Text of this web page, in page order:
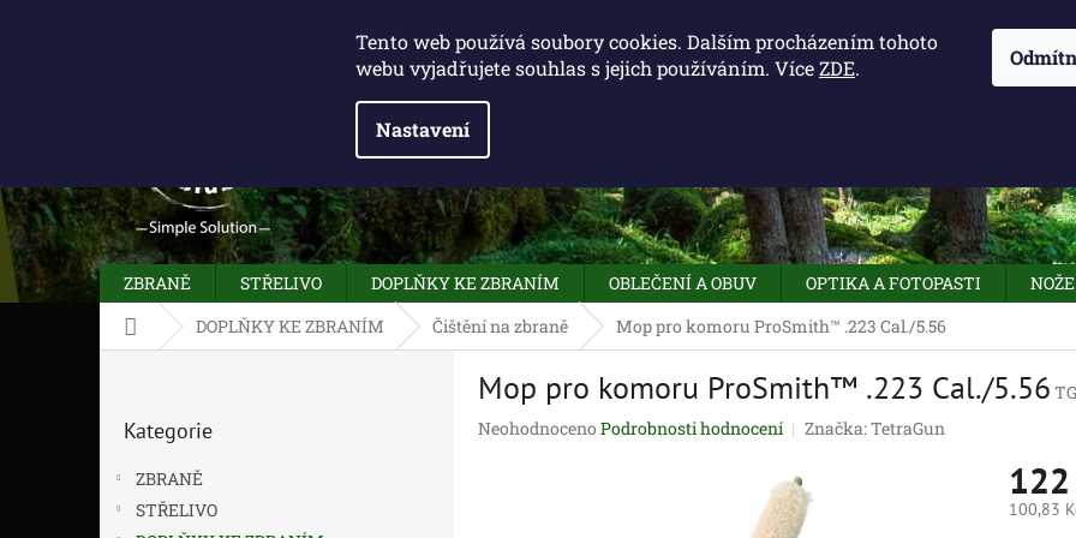
Tento web používá soubory cookies. Dalším procházením tohoto
webu vyjadřujete souhlas s jejich používáním. VíceZDE.
Nastavení
ZBRANĚ STŘELIVO DOPLŇKY KE ZBRANÍM OBLEČENÍ A OBUV OPTIKA A FOTOPASTI NOŽE
Domů DOPLŇKY KE ZBRANÍM Čištění na zbraně Mop pro komoru ProSmith™ .223 Cal./5.56
kategorie
Kategorie
ZBRANĚ
STŘELIVO
Mop pro komoru ProSmith™ .223 Cal./5.56
Průměrné
Neohodnoceno Podrobnosti hodnocení Značka:TetraGun
100,83